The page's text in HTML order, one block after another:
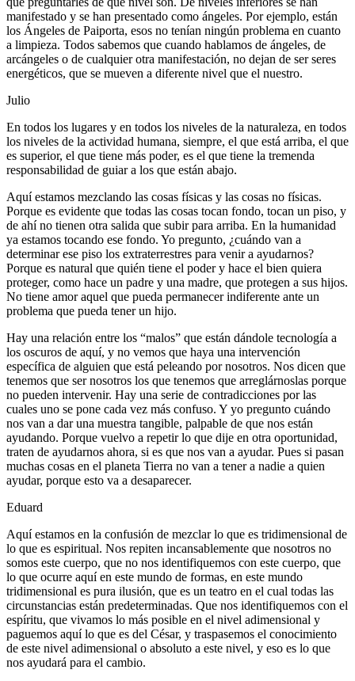
manifestado y se han presentado como ángeles. Por ejemplo, están
los Ángeles de Paiporta, esos no tenían ningún problema en cuanto
a limpieza. Todos sabemos que cuando hablamos de ángeles, de
arcángeles o de cualquier otra manifestación, no dejan de ser seres
energéticos, que se mueven a diferente nivel que el nuestro.
Julio
En todos los lugares y en todos los niveles de la naturaleza, en todos
los niveles de la actividad humana, siempre, el que está arriba, el que
es superior, el que tiene más poder, es el que tiene la tremenda
responsabilidad de guiar a los que están abajo.
Aquí estamos mezclando las cosas físicas y las cosas no físicas.
Porque es evidente que todas las cosas tocan fondo, tocan un piso, y
de ahí no tienen otra salida que subir para arriba. En la humanidad
ya estamos tocando ese fondo. Yo pregunto, ¿cuándo van a
determinar ese piso los extraterrestres para venir a ayudarnos?
Porque es natural que quién tiene el poder y hace el bien quiera
proteger, como hace un padre y una madre, que protegen a sus hijos.
No tiene amor aquel que pueda permanecer indiferente ante un
problema que pueda tener un hijo.
Hay una relación entre los “malos” que están dándole tecnología a
los oscuros de aquí, y no vemos que haya una intervención
específica de alguien que está peleando por nosotros. Nos dicen que
tenemos que ser nosotros los que tenemos que arreglárnoslas porque
no pueden intervenir. Hay una serie de contradicciones por las
cuales uno se pone cada vez más confuso. Y yo pregunto cuándo
nos van a dar una muestra tangible, palpable de que nos están
ayudando. Porque vuelvo a repetir lo que dije en otra oportunidad,
traten de ayudarnos ahora, si es que nos van a ayudar. Pues si pasan
muchas cosas en el planeta Tierra no van a tener a nadie a quien
ayudar, porque esto va a desaparecer.
Eduard
Aquí estamos en la confusión de mezclar lo que es tridimensional de
lo que es espiritual. Nos repiten incansablemente que nosotros no
somos este cuerpo, que no nos identifiquemos con este cuerpo, que
lo que ocurre aquí en este mundo de formas, en este mundo
tridimensional es pura ilusión, que es un teatro en el cual todas las
circunstancias están predeterminadas. Que nos identifiquemos con el
espíritu, que vivamos lo más posible en el nivel adimensional y
paguemos aquí lo que es del César, y traspasemos el conocimiento
de este nivel adimensional o absoluto a este nivel, y eso es lo que
nos ayudará para el cambio.